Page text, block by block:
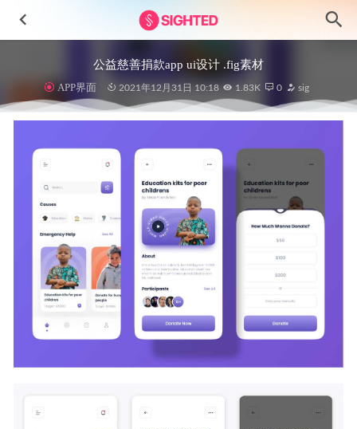
公益慈善捐款app ui设计 .fig素材
APP界面 2021年12月31日 10:18 1.83K 0 sig
3D 黑金风格科技图标 .fig素材 2021-08-08
Playout 运动app ui设计 .fig素材 2022-05-03
1100+ 常用图标 .fig素材 2021-11-16
Skyfly航班预订app ui设计 .fig素材
ManyBooks书店app ui设计 .sketch素材
2022-01-21